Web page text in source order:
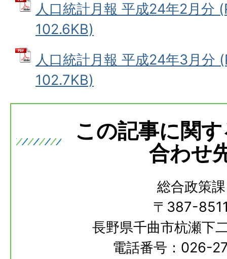
人口統計月報 平成24年2月分
102.6KB)
人口統計月報 平成24年3月分
102.7KB)
この記事に関
合わせ
総合政策課
〒387-
長野県千曲市杭瀬下
電話番号：026-